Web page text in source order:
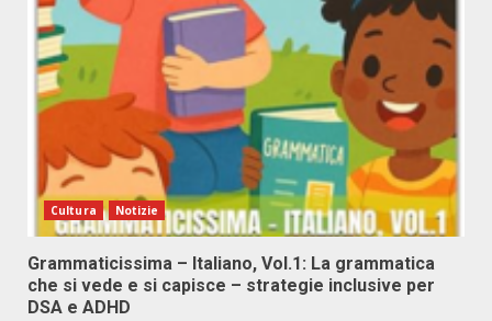
Cultura Notizie
Grammaticissima – Italiano, Vol.1: La grammatica
che si vede e si capisce – strategie inclusive per
DSA e ADHD